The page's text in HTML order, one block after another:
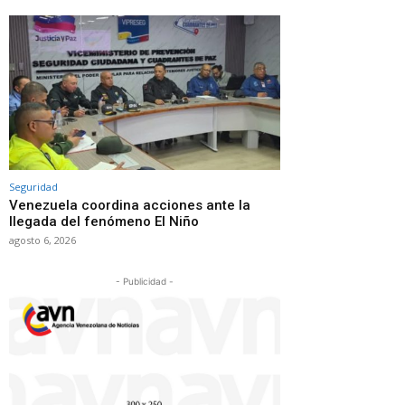
Seguridad
Venezuela coordina acciones ante la
llegada del fenómeno El Niño
agosto 6, 2026
- Publicidad -